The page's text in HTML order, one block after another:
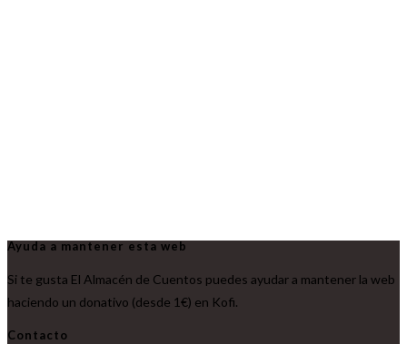
Ayuda a mantener esta web
Si te gusta El Almacén de Cuentos puedes ayudar a mantener la web
haciendo un donativo (desde 1€) en Kofi.
Contacto